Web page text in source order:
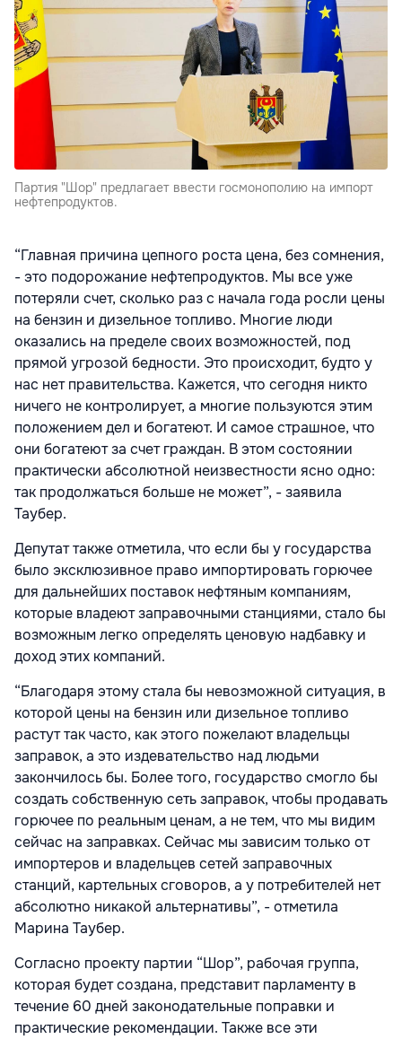
Партия "Шор" предлагает ввести госмонополию на импорт
нефтепродуктов.
“Главная причина цепного роста цена, без сомнения,
- это подорожание нефтепродуктов. Мы все уже
потеряли счет, сколько раз с начала года росли цены
на бензин и дизельное топливо. Многие люди
оказались на пределе своих возможностей, под
прямой угрозой бедности. Это происходит, будто у
нас нет правительства. Кажется, что сегодня никто
ничего не контролирует, а многие пользуются этим
положением дел и богатеют. И самое страшное, что
они богатеют за счет граждан. В этом состоянии
практически абсолютной неизвестности ясно одно:
так продолжаться больше не может”, - заявила
Таубер.
Депутат также отметила, что если бы у государства
было эксклюзивное право импортировать горючее
для дальнейших поставок нефтяным компаниям,
которые владеют заправочными станциями, стало бы
возможным легко определять ценовую надбавку и
доход этих компаний.
“Благодаря этому стала бы невозможной ситуация, в
которой цены на бензин или дизельное топливо
растут так часто, как этого пожелают владельцы
заправок, а это издевательство над людьми
закончилось бы. Более того, государство смогло бы
создать собственную сеть заправок, чтобы продавать
горючее по реальным ценам, а не тем, что мы видим
сейчас на заправках. Сейчас мы зависим только от
импортеров и владельцев сетей заправочных
станций, картельных сговоров, а у потребителей нет
абсолютно никакой альтернативы”, - отметила
Марина Таубер.
Согласно проекту партии “Шор”, рабочая группа,
которая будет создана, представит парламенту в
течение 60 дней законодательные поправки и
практические рекомендации. Также все эти